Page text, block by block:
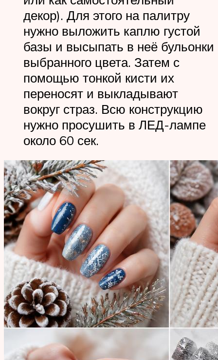
декор). Для этого на палитру
нужно выложить каплю густой
базы и высыпать в неё бульонки
выбранного цвета. Затем с
помощью тонкой кисти их
переносят и выкладывают
вокруг страз. Всю конструкцию
нужно просушить в ЛЕД-лампе
около 60 сек.